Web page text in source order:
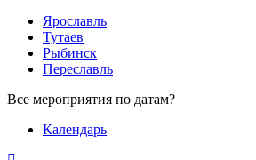
Ярославль
Тутаев
Рыбинск
Переславль
Все мероприятия по датам?
Календарь